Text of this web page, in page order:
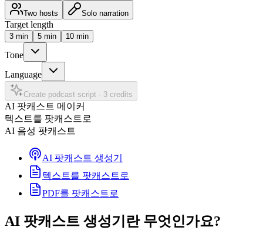
Two hosts Solo narration
Target length
3 min 5 min 10 min
Tone
Language
Create podcast script · 3 credits
AI 팟캐스트 메이커
텍스트를 팟캐스트로
AI 음성 팟캐스트
AI 팟캐스트 생성기
텍스트를 팟캐스트로
PDF를 팟캐스트로
AI 팟캐스트 생성기란 무엇인가요?